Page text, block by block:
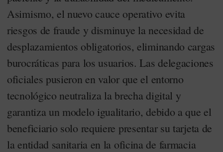
Asimismo, el nuevo cauce operativo evita
riesgos de fraude y disminuye la necesidad de
desplazamientos obligatorios, eliminando cargas
burocráticas para los usuarios. Las delegaciones
oficiales pusieron en valor que el entorno
tecnológico neutraliza la brecha digital y
garantiza un modelo igualitario, debido a que el
beneficiario solo requiere presentar su tarjeta de
la entidad sanitaria en la oficina de farmacia